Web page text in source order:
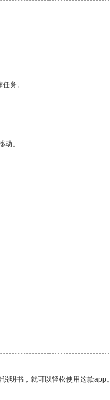
务。
。
明书，就可以轻松使用这款app。